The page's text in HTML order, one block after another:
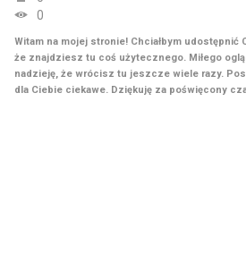
0
Witam na mojej stronie! Chciałbym udostępnić
że znajdziesz tu coś użytecznego. Miłego
nadzieję, że wrócisz tu jeszcze wiele razy.
dla Ciebie ciekawe. Dziękuję za poświęcony